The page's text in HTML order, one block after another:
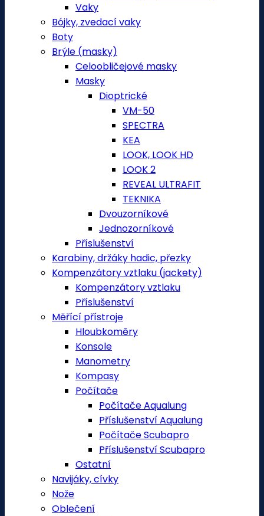
Vaky
Bójky, zvedací vaky
Boty
Brýle (masky)
Celoobličejové masky
Masky
Dioptrické
VM-50
SPECTRA
KEA
LOOK, LOOK HD
LOOK 2
REVEAL ULTRAFIT
TEKNIKA
Dvouzorníkové
Jednozorníkové
Příslušenství
Karabiny, držáky hadic, přezky
Kompenzátory vztlaku (jackety)
Kompenzátory vztlaku
Příslušenství
Měřící přístroje
Hloubkoměry
Konsole
Manometry
Kompasy
Počítače
Počítače Aqualung
Příslušenství Aqualung
Počítače Scubapro
Příslušenství Scubapro
Ostatní
Navijáky, cívky
Nože
Oblečení